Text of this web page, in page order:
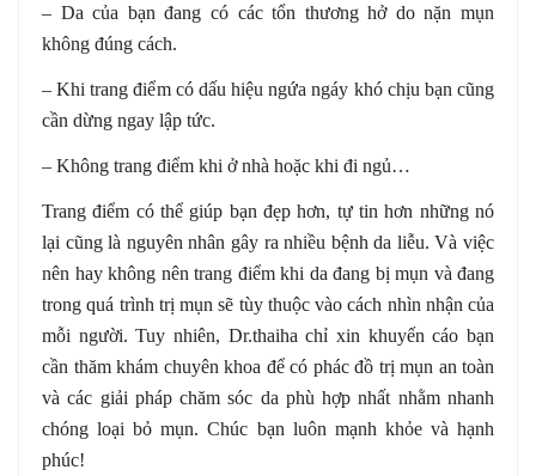
– Da của bạn đang có các tổn thương hở do nặn mụn
không đúng cách.
– Khi trang điểm có dấu hiệu ngứa ngáy khó chịu bạn cũng
cần dừng ngay lập tức.
– Không trang điểm khi ở nhà hoặc khi đi ngủ…
Trang điểm có thể giúp bạn đẹp hơn, tự tin hơn những nó
lại cũng là nguyên nhân gây ra nhiều bệnh da liễu. Và việc
nên hay không nên trang điểm khi da đang bị mụn và đang
trong quá trình trị mụn sẽ tùy thuộc vào cách nhìn nhận của
mỗi người. Tuy nhiên, Dr.thaiha chỉ xin khuyến cáo bạn
cần thăm khám chuyên khoa để có phác đồ trị mụn an toàn
và các giải pháp chăm sóc da phù hợp nhất nhằm nhanh
chóng loại bỏ mụn. Chúc bạn luôn mạnh khỏe và hạnh
phúc!